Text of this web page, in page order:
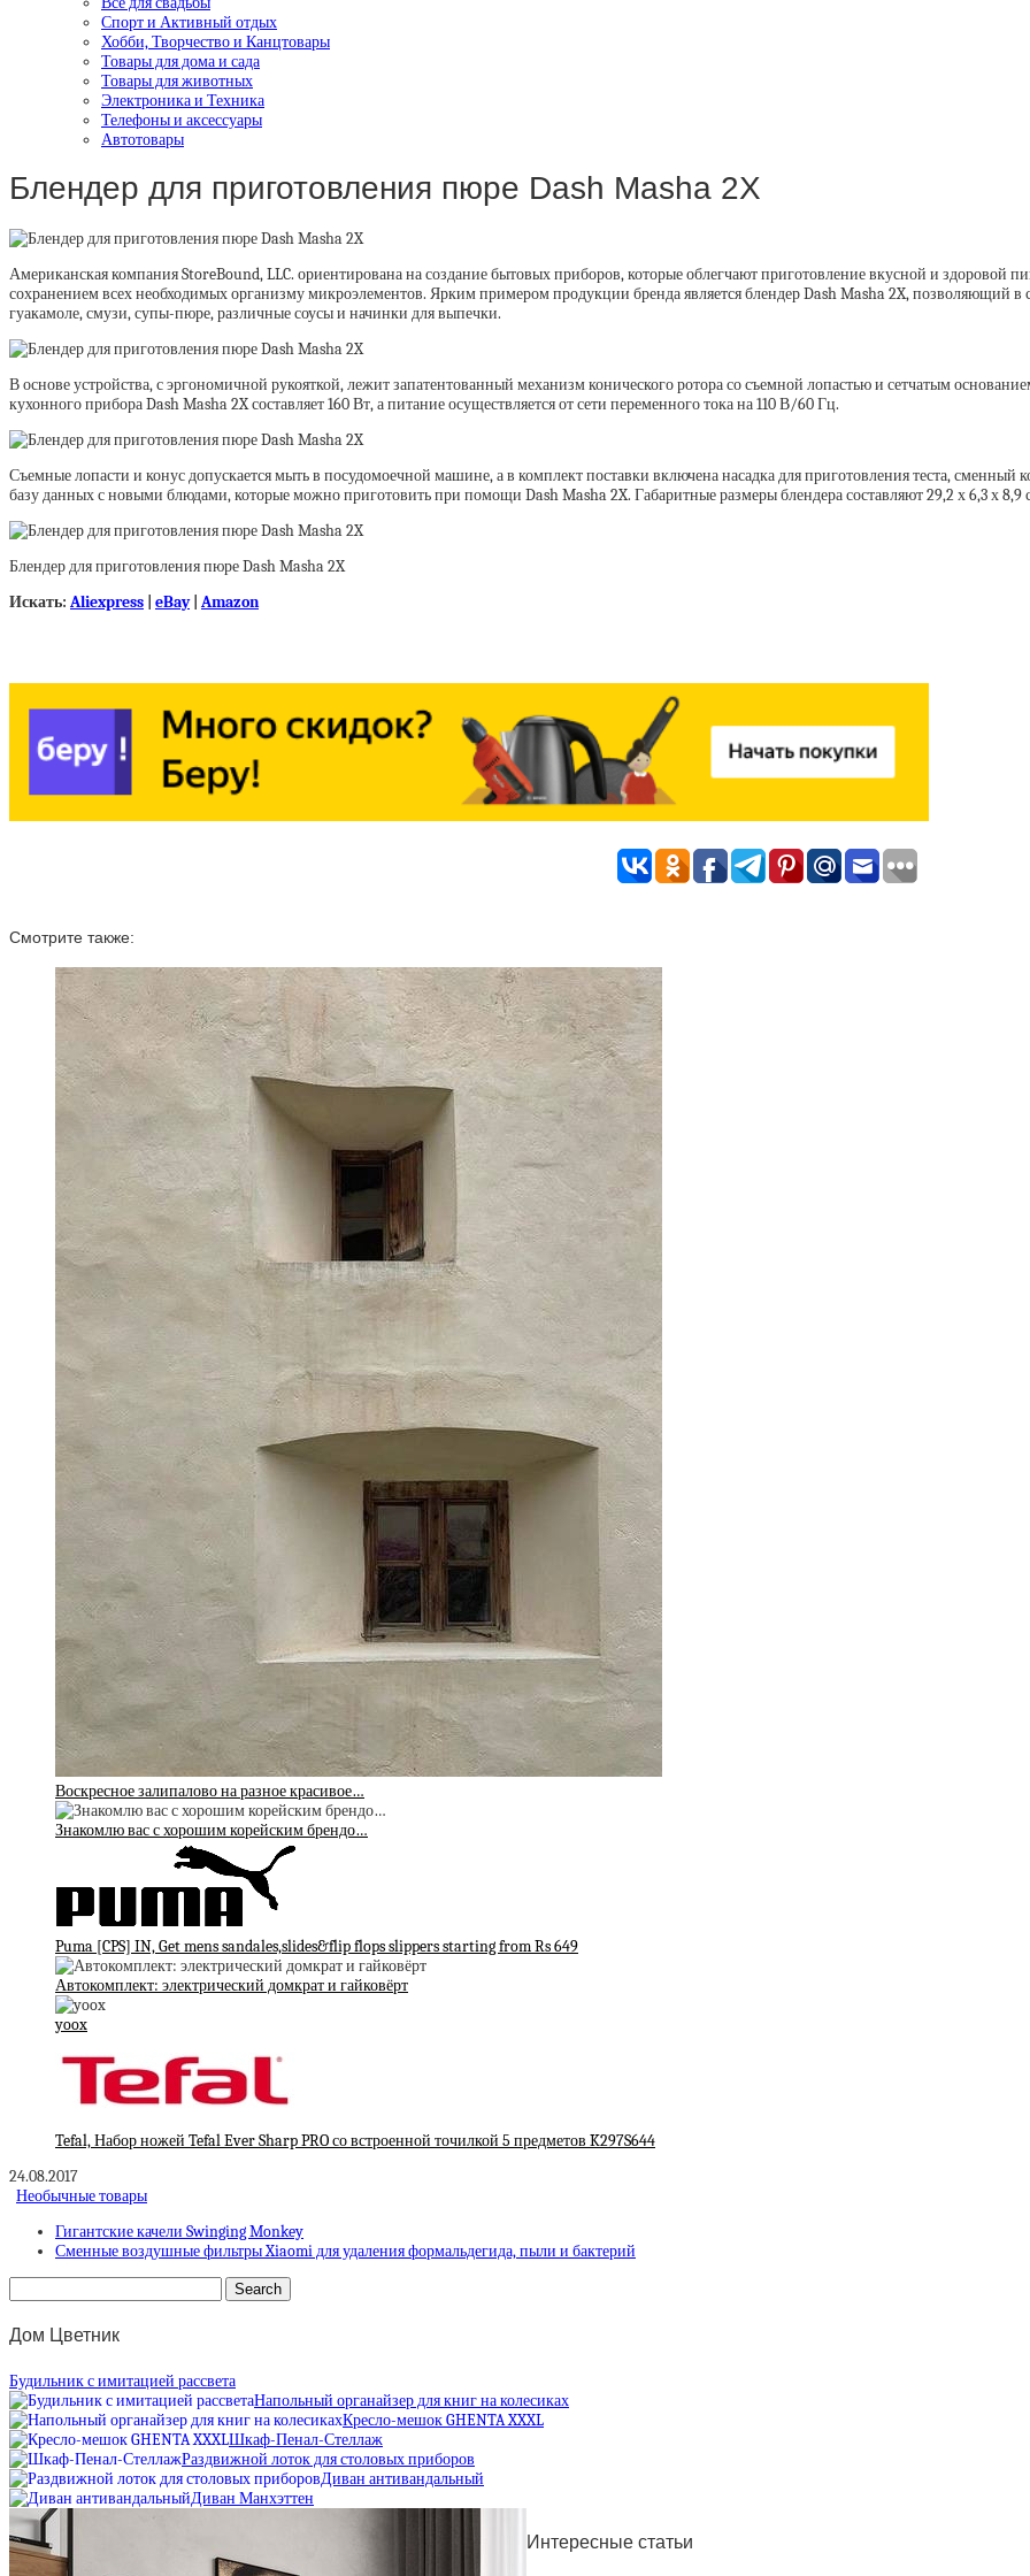
Спорт и Активный отдых
Хобби, Творчество и Канцтовары
Товары для дома и сада
Товары для животных
Электроника и Техника
Телефоны и аксессуары
Автотовары
Блендер для приготовления пюре Dash Masha 2X
Американская компания StoreBound, LLC. ориентирована на создание бытовых приборов, которые облегчают приготовление вкусной и
сохранением всех необходимых организму микроэлементов. Ярким примером продукции бренда является блендер Dash Masha 2X,
гуакамоле, смузи, супы-пюре, различные соусы и начинки для выпечки.
В основе устройства, с эргономичной рукояткой, лежит запатентованный механизм конического ротора со съемной лопастью и сетчатым
кухонного прибора Dash Masha 2X составляет 160 Вт, а питание осуществляется от сети переменного тока на 110 В/60 Гц.
Съемные лопасти и конус допускается мыть в посудомоечной машине, а в комплект поставки включена насадка для приготовления теста,
базу данных с новыми блюдами, которые можно приготовить при помощи Dash Masha 2X. Габаритные размеры блендера составляют 29,2 х 6,3 х 8,9
Блендер для приготовления пюре Dash Masha 2X
Искать: Aliexpress eBay| Amazon
Смотрите также:
Воскресное залипалово на разное красивое…
Знакомлю вас с хорошим корейским брендо…
Puma [CPS] IN, Get mens sandales,slides&flip flops slippers starting from Rs 649
Автокомплект: электрический домкрат и гайковёрт
yoox
Tefal, Набор ножей Tefal Ever Sharp PRO со встроенной точилкой 5 предметов K297S644
24.08.2017
Необычные товары
Гигантские качели Swinging Monkey
Сменные воздушные фильтры Xiaomi для удаления формальдегида, пыли и бактерий
Дом Цветник
Будильник с имитацией рассвета
Напольный органайзер для книг на колесиках
Кресло-мешок GHENTA XXXL
Шкаф-Пенал-Стеллаж
Раздвижной лоток для столовых приборов
Диван антивандальный
Диван Манхэттен
Интересные статьи